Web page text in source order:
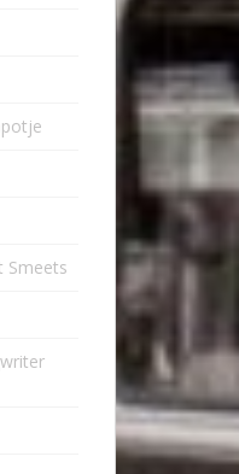
Smeets